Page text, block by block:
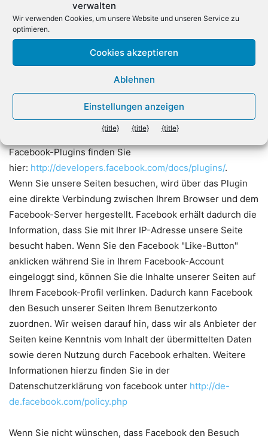
Datenschutzerklärung für die Nutzung von Facebook-
Plugins (Like-Button)
Auf unseren Seiten sind Plugins des sozialen Netzwerks
94304, USA integriert. Die Facebook-Plugins erkennen
Sie an dem Facebook-Logo oder dem "Like-Button"
Facebook-Plugins finden Sie
hier: http://developers.facebook.com/docs/plugins/.
Wenn Sie unsere Seiten besuchen, wird über das Plugin
eine direkte Verbindung zwischen Ihrem Browser und dem
Facebook-Server hergestellt. Facebook erhält dadurch die
Information, dass Sie mit Ihrer IP-Adresse unsere Seite
besucht haben. Wenn Sie den Facebook "Like-Button"
anklicken während Sie in Ihrem Facebook-Account
eingeloggt sind, können Sie die Inhalte unserer Seiten auf
Ihrem Facebook-Profil verlinken. Dadurch kann Facebook
den Besuch unserer Seiten Ihrem Benutzerkonto
zuordnen. Wir weisen darauf hin, dass wir als Anbieter der
Seiten keine Kenntnis vom Inhalt der übermittelten Daten
sowie deren Nutzung durch Facebook erhalten. Weitere
Informationen hierzu finden Sie in der
Datenschutzerklärung von facebook unter http://de-
de.facebook.com/policy.php
Wenn Sie nicht wünschen, dass Facebook den Besuch
verwalten
Wir verwenden Cookies, um unsere Website und unseren Service zu
optimieren.
Cookies akzeptieren
Ablehnen
Einstellungen anzeigen
{title} {title} {title}